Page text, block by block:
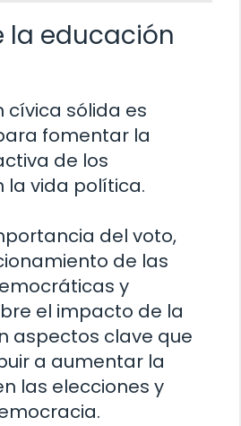
la educación
cívica sólida es
fomentar la
de los
la vida política.
del voto,
de las
y
el impacto de la
aspectos clave que
a aumentar la
las elecciones y